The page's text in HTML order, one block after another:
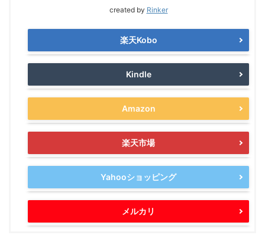
created by Rinker
楽天Kobo
Kindle
Amazon
楽天市場
Yahooショッピング
メルカリ